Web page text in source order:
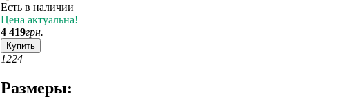
Есть в наличии
Цена актуальна!
4 419грн.
Купить
1224
Размеры: